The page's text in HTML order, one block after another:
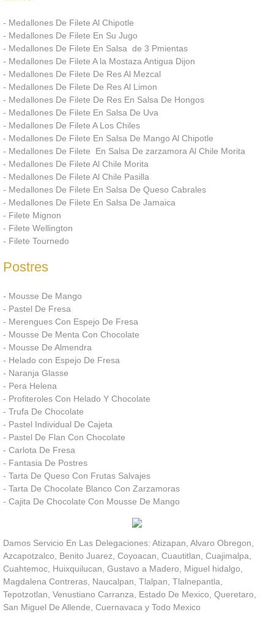
Coffe Break
Taquizas
Buffet
Paquetes Salas
Paquetes Sillas
Eventos
Contacto
- Medallones De Filete Al Chipotle
- Medallones De Filete En Su Jugo
- Medallones De Filete En Salsa de 3 Pmientas
- Medallones De Filete A la Mostaza Antigua Dijon
- Medallones De Filete De Res Al Mezcal
- Medallones De Filete De Res Al Limon
- Medallones De Filete De Res En Salsa De Hongos
- Medallones De Filete En Salsa De Uva
- Medallones De Filete A Los Chiles
- Medallones De Filete En Salsa De Mango Al Chipotle
- Medallones De Filete En Salsa De zarzamora Al Chile Morita
- Medallones De Filete Al Chile Morita
- Medallones De Filete Al Chile Pasilla
- Medallones De Filete En Salsa De Queso Cabrales
- Medallones De Filete En Salsa De Jamaica
- Filete Mignon
- Filete Wellington
- Filete Tournedo
Postres
- Mousse De Mango
- Pastel De Fresa
- Merengues Con Espejo De Fresa
- Mousse De Menta Con Chocolate
- Mousse De Almendra
- Helado con Espejo De Fresa
- Naranja Glasse
- Pera Helena
- Profiteroles Con Helado Y Chocolate
- Trufa De Chocolate
- Pastel Individual De Cajeta
- Pastel De Flan Con Chocolate
- Carlota De Fresa
- Fantasia De Postres
- Tarta De Queso Con Frutas Salvajes
- Tarta De Chocolate Blanco Con Zarzamoras
- Cajita De Chocolate Con Mousse De Mango
Damos Servicio En Las Delegaciones: Atizapan, Alvaro Obregon,
Azcapotzalco, Benito Juarez, Coyoacan, Cuautitlan, Cuajimalpa,
Cuahtemoc, Huixquilucan, Gustavo a Madero, Miguel hidalgo,
Magdalena Contreras, Naucalpan, Tlalpan, Tlalnepantla,
Tepotzotlan, Venustiano Carranza, Estado De Mexico, Queretaro,
San Miguel De Allende, Cuernavaca y Todo Mexico